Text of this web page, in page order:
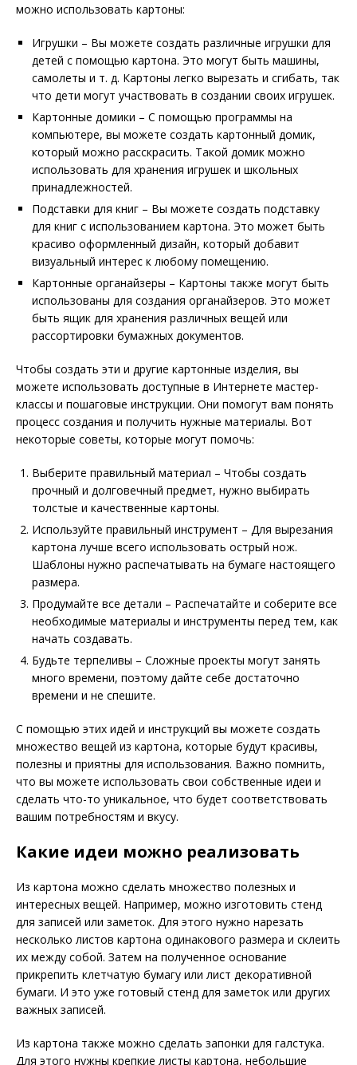
можно использовать картоны:
Игрушки – Вы можете создать различные игрушки для
детей с помощью картона. Это могут быть машины,
самолеты и т. д. Картоны легко вырезать и сгибать, так
что дети могут участвовать в создании своих игрушек.
Картонные домики – С помощью программы на
компьютере, вы можете создать картонный домик,
который можно расскрасить. Такой домик можно
использовать для хранения игрушек и школьных
принадлежностей.
Подставки для книг – Вы можете создать подставку
для книг с использованием картона. Это может быть
красиво оформленный дизайн, который добавит
визуальный интерес к любому помещению.
Картонные органайзеры – Картоны также могут быть
использованы для создания органайзеров. Это может
быть ящик для хранения различных вещей или
рассортировки бумажных документов.
Чтобы создать эти и другие картонные изделия, вы
можете использовать доступные в Интернете мастер-
классы и пошаговые инструкции. Они помогут вам понять
процесс создания и получить нужные материалы. Вот
некоторые советы, которые могут помочь:
Выберите правильный материал – Чтобы создать
прочный и долговечный предмет, нужно выбирать
толстые и качественные картоны.
Используйте правильный инструмент – Для вырезания
картона лучше всего использовать острый нож.
Шаблоны нужно распечатывать на бумаге настоящего
размера.
Продумайте все детали – Распечатайте и соберите все
необходимые материалы и инструменты перед тем, как
начать создавать.
Будьте терпеливы – Сложные проекты могут занять
много времени, поэтому дайте себе достаточно
времени и не спешите.
С помощью этих идей и инструкций вы можете создать
множество вещей из картона, которые будут красивы,
полезны и приятны для использования. Важно помнить,
что вы можете использовать свои собственные идеи и
сделать что-то уникальное, что будет соответствовать
вашим потребностям и вкусу.
Какие идеи можно реализовать
Из картона можно сделать множество полезных и
интересных вещей. Например, можно изготовить стенд
для записей или заметок. Для этого нужно нарезать
несколько листов картона одинакового размера и склеить
их между собой. Затем на полученное основание
прикрепить клетчатую бумагу или лист декоративной
бумаги. И это уже готовый стенд для заметок или других
важных записей.
Из картона также можно сделать запонки для галстука.
Для этого нужны крепкие листы картона, небольшие